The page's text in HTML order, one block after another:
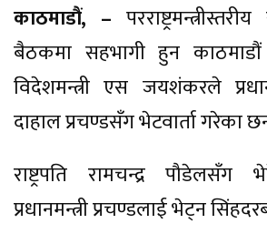
काठमाडौं, –
बैठकमा सहभागी हुन
विदेशमन्त्री एस जयशंकरले
दाहाल प्रचण्डसँग भेटवार्ता गरेका
राष्ट्रपति रामचन्द्र
प्रधानमन्त्री प्रचण्डलाई भेट्न